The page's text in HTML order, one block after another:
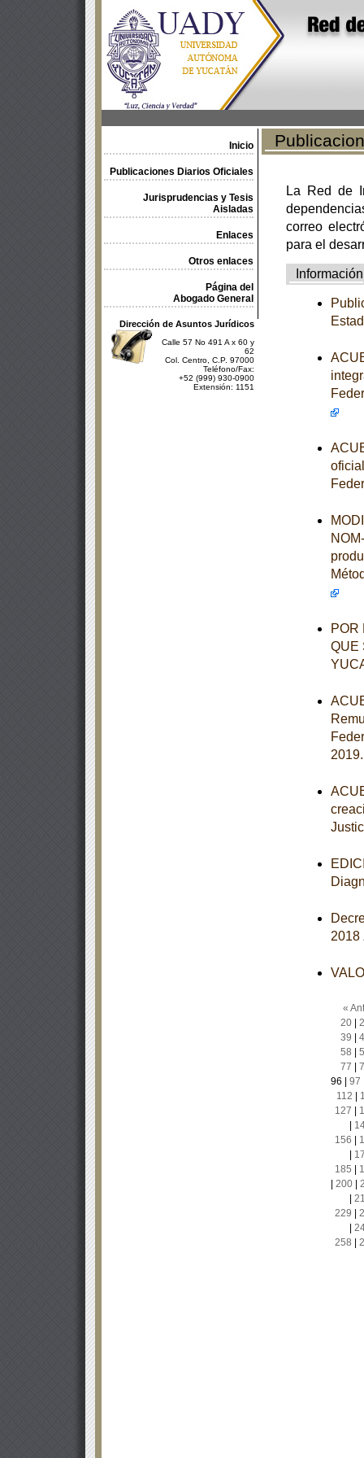
Inicio
Publicaciones Diarios Oficiales
Jurisprudencias y Tesis
Aisladas
Enlaces
Otros enlaces
Página del
Abogado General
Dirección de Asuntos Jurídicos
Calle 57 No 491 A x 60 y
62
Col. Centro, C.P. 97000
Teléfono/Fax:
+52 (999) 930-0900
Extensión: 1151
La Red de
correo
para el
Información
POR
QUE
2018
«
20|
39
58
77
96
97
112
127
156
185
200|
229
258